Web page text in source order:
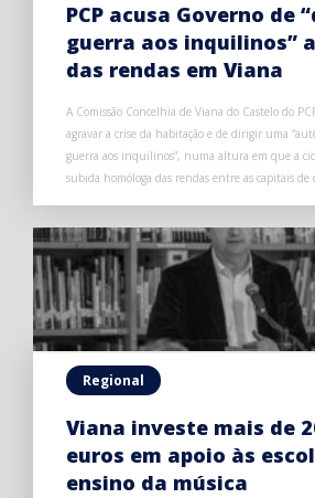
PCP acusa Governo de
guerra aos inquilinos”
das rendas em Viana
A Comissão Concelhia de Viana do Castelo do
agravar a crise da habitação e de dirigir uma
guerra aos inquilinos”, numa altura em que a
subida homóloga das rendas entre as capitais
Regional
Viana investe mais de
euros em apoio às
ensino da música